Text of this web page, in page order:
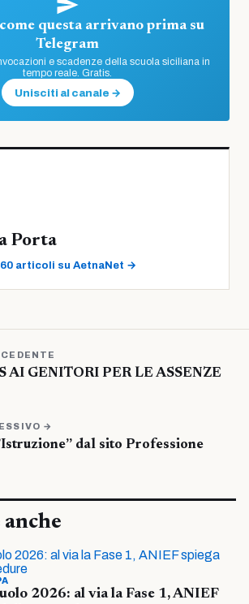
questa arrivano prima su
Telegram
e scadenze della scuola siciliana in
tempo reale. Gratis.
Unisciti al canale →
Porta
articoli su AetnaNet →
AI GENITORI PER LE ASSENZE
→
dal sito Professione
anche
2026: al via la Fase 1, ANIEF